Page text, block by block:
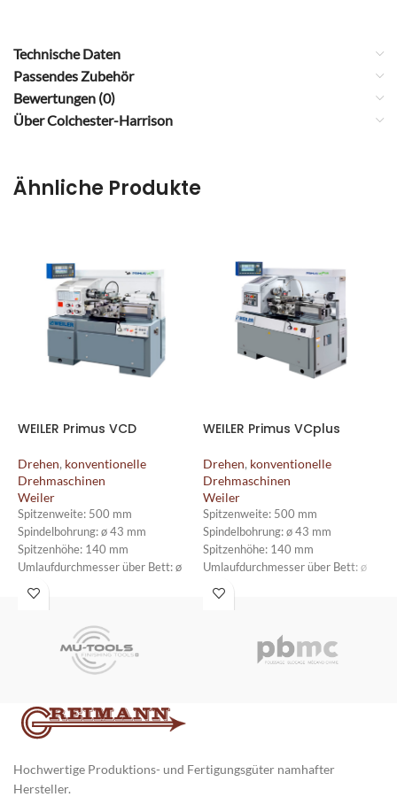
Technische Daten
Passendes Zubehör
Bewertungen (0)
Über Colchester-Harrison
Ähnliche Produkte
WEILER Primus VCD
Drehen, konventionelle
Drehmaschinen
Weiler
Spitzenweite: 500 mm
Spindelbohrung: ø 43 mm
Spitzenhöhe: 140 mm
Umlaufdurchmesser über Bett: ø
280 mm
WEILER Primus VCplus
Drehen, konventionelle
Drehmaschinen
Weiler
Spitzenweite: 500 mm
Spindelbohrung: ø 43 mm
Spitzenhöhe: 140 mm
Umlaufdurchmesser über Bett: ø
280 mm
Hochwertige Produktions- und Fertigungsgüter namhafter
Hersteller.